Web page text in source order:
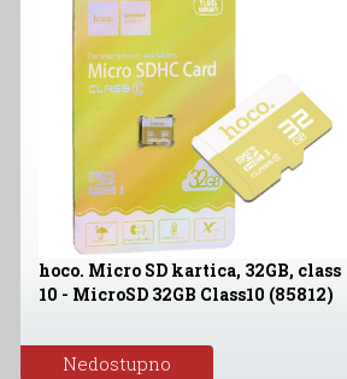
hoco. Micro SD kartica, 32GB, class
10 - MicroSD 32GB Class10 (85812)
Nedostupno